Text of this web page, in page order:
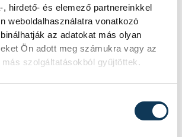
, hirdető- és elemező partnereinkkel
weboldalhasználatra vonatkozó
az adatokat más olyan
Ön adott meg számukra vagy az
szolgáltatásokból gyűjtöttek.
vízállása miatt
komplett, II.
német DKW NZ 350-1
elő a
téri rakpart sziklái alól,
elő.